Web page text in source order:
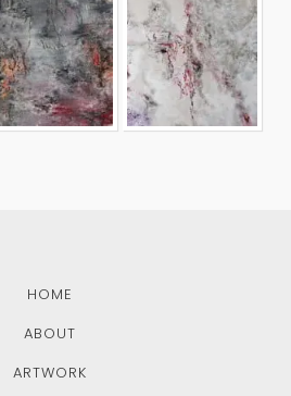
HOME
ABOUT
ARTWORK